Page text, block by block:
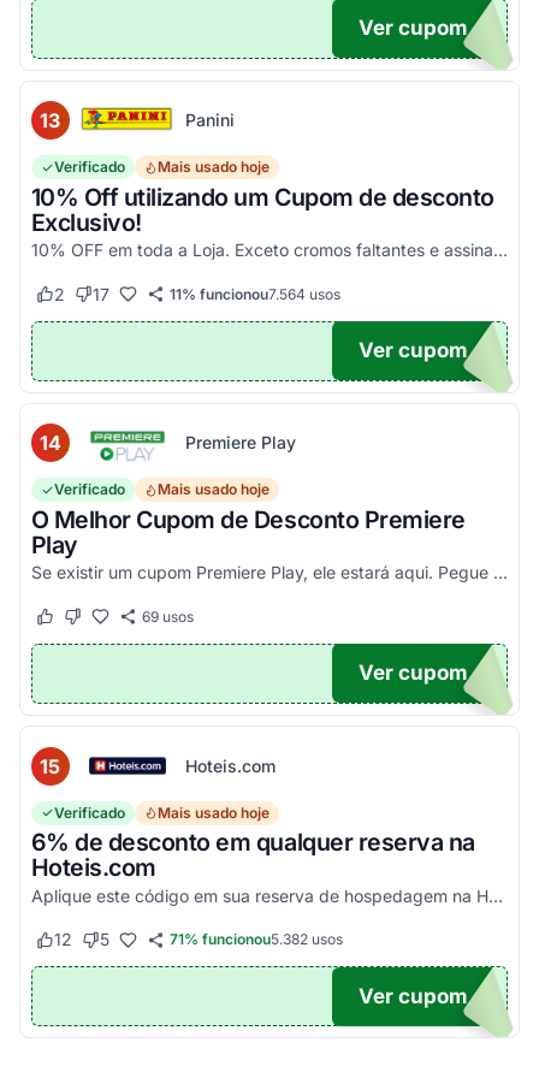
DO5
Ver cupom
13 Panini
Verificado Mais usado hoje
10% Off utilizando um Cupom de desconto
Exclusivo!
10% OFF em toda a Loja. Exceto cromos faltantes e assinaturas. Aproveite essa exclusividade!
Este cupom funcionou
2 Este cupom não funcionou
17 11% funcionou7.564 usos
UPOM
Ver cupom
14 Premiere Play
Verificado Mais usado hoje
O Melhor Cupom de Desconto Premiere
Play
Se existir um cupom Premiere Play, ele estará aqui. Pegue seu código promocional e confira agora!
Este cupom funcionou
Este cupom não funcionou
69usos
TICO
Ver cupom
15 Hoteis.com
Verificado Mais usado hoje
6% de desconto em qualquer reserva na
Hoteis.com
Aplique este código em sua reserva de hospedagem na Hoteis.com para obter 6% de desconto em estabelecimentos participantes da promoção.
Este cupom funcionou
12 Este cupom não funcionou
5 71% funcionou5.382usos
POM6
Ver cupom